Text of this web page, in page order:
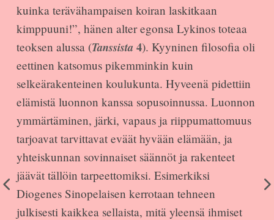
kuinka terävähampaisen koiran laskitkaan
kimppuuni!”, hänen alter egonsa Lykinos toteaa
teoksen alussa (Tanssista 4). Kyyninen filosofia oli
eettinen katsomus pikemminkin kuin
selkeärakenteinen koulukunta. Hyveenä pidettiin
elämistä luonnon kanssa sopusoinnussa. Luonnon
ymmärtäminen, järki, vapaus ja riippumattomuus
tarjoavat tarvittavat eväät hyvään elämään, ja
yhteiskunnan sovinnaiset säännöt ja rakenteet
jäävät tällöin tarpeettomiksi. Esimerkiksi
Diogenes Sinopelaisen kerrotaan tehneen
julkisesti kaikkea sellaista, mitä yleensä ihmiset